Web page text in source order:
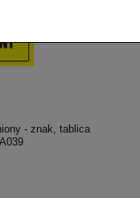
- znak, tablica